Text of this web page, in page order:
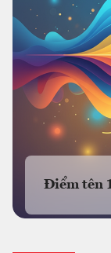
Điểm tên